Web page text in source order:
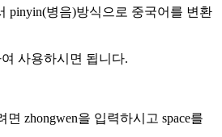
pinyin(병음)방식으로 중국어를 변환
사용하시면 됩니다.
면 zhongwen을 입력하시고 space를